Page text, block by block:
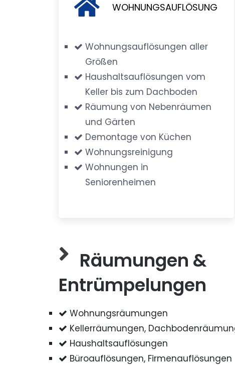
WOHNUNGSAUFLÖSUNG
Wohnungsauflösungen aller
Größen
Haushaltsauflösungen vom
Keller bis zum Dachboden
Räumung von Nebenräumen
und Gärten
Demontage von Küchen
Wohnungsreinigung
Wohnungen in
Seniorenheimen
Räumungen &
Entrümpelungen
Wohnungsräumungen
Kellerräumungen,
Haushaltsauflösungen
Büroauflösungen, Firmenauflösungen